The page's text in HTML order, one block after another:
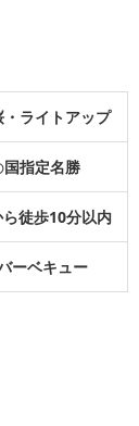
・ライトアップ
国指定名勝
徒歩10分以内
ーベキュー